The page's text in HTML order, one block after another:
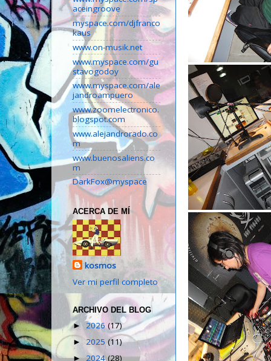
aceingroove
myspace.com/djfranco
kaus
www.on-musik.net
www.myspace.com/gu
stavogodoy
www.myspace.com/ale
jandroampuero
www.zoomelectronico.
blogspot.com
www.alejandrorado.co
m
www.buenosaliens.co
m
DarkFox@myspace
ACERCA DE MÍ
kosmos
Ver mi perfil completo
ARCHIVO DEL BLOG
► 2026(17)
► 2025(11)
► 2024(28)